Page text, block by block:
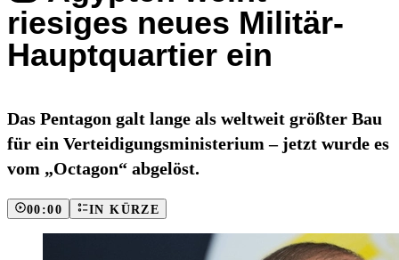
riesiges neues Militär-
Hauptquartier ein
Das Pentagon galt lange als weltweit größter Bau
für ein Verteidigungsministerium – jetzt wurde es
vom „Octagon“ abgelöst.
00:00 IN KÜRZE